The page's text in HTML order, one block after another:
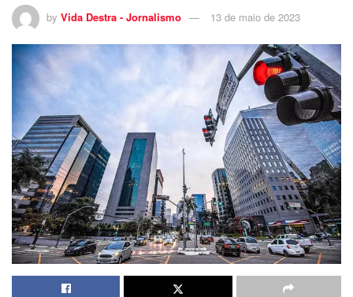
by Vida Destra - Jornalismo 13 de maio de 2023